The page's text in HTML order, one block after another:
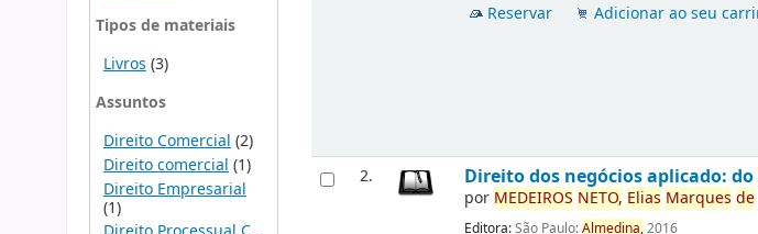
Tipos de materiais
Livros (3)
Assuntos
Direito Comercial (2)
Direito comercial (1)
Direito Empresarial
(1)
Reservar Adicionar ao seu
2. Direito dos negócios aplicado:
por MEDEIROS NETO, Elias Marques de
Editora:São Paulo:Almedina,2016